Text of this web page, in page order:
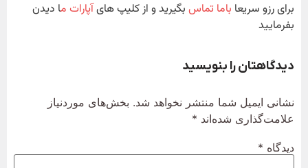
برای رزو سریعاباما تماسبگیرید و از کلیپ هایآپارات ما دیدن
بفرمایید
دیدگاهتان را بنویسید
نشانی ایمیل شما منتشر نخواهد شد. بخش‌های موردنیاز
علامت‌گذاری شده‌اند*
دیدگاه*